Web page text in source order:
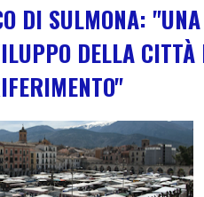
DI SULMONA:
DELLA